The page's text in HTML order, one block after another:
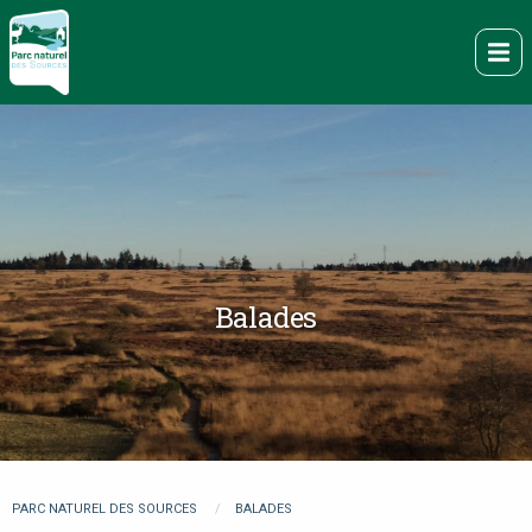
Aller
au
contenu
principal
Balades
are
PARC NATUREL DES SOURCES BALADES